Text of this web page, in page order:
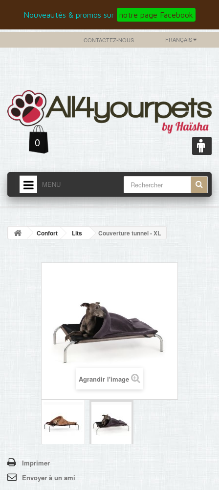
Nouveautés & promos sur notre page Facebook
FRANÇAIS
CONTACTEZ-NOUS
0
MENU
ACCUEIL
NOUVELLES
CONTACT
Confort Lits Couverture tunnel - XL
Agrandir l'image
Imprimer
Envoyer à un ami